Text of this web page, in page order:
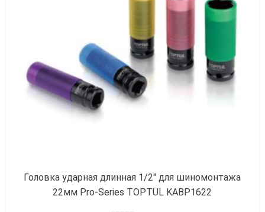
Головка ударная длинная 1/2″ для шиномонтажа
22мм Pro-Series TOPTUL KABP1622